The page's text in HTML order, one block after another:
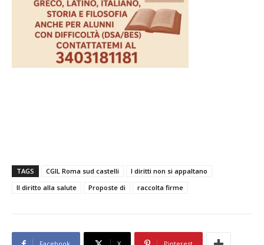
TAGS CGIL Roma sud castelli
I diritti non si appaltano
Il diritto alla salute
Proposte di raccolta firme